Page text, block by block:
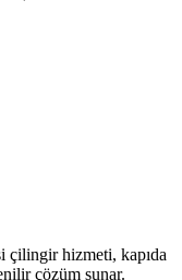
çilingir hizmeti, kapıda
çözüm sunar.